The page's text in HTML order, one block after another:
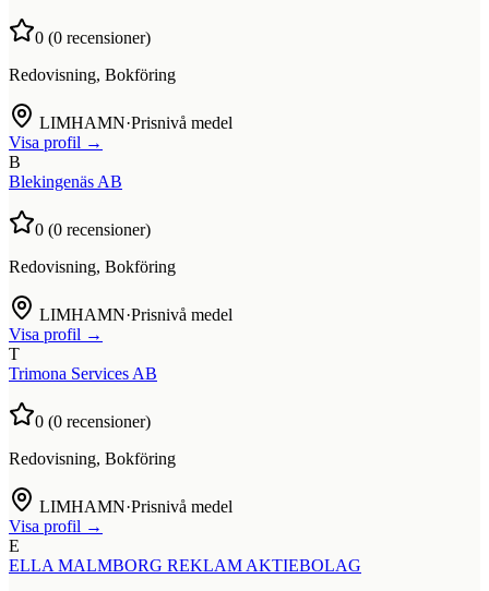
0 (0 recensioner)
Redovisning, Bokföring
LIMHAMN·Prisnivå medel
Visa profil →
B
Blekingenäs AB
0 (0 recensioner)
Redovisning, Bokföring
LIMHAMN·Prisnivå medel
Visa profil →
T
Trimona Services AB
0 (0 recensioner)
Redovisning, Bokföring
LIMHAMN·Prisnivå medel
Visa profil →
E
ELLA MALMBORG REKLAM AKTIEBOLAG